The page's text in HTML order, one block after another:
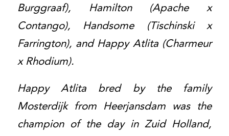
Burggraaf), Hamilton (Apache x
Contango), Handsome (Tischinski x
Farrington), and Happy Atlita (Charmeur
x Rhodium).
Happy Atlita bred by the family
Mosterdijk from Heerjansdam was the
champion of the day in Zuid Holland,